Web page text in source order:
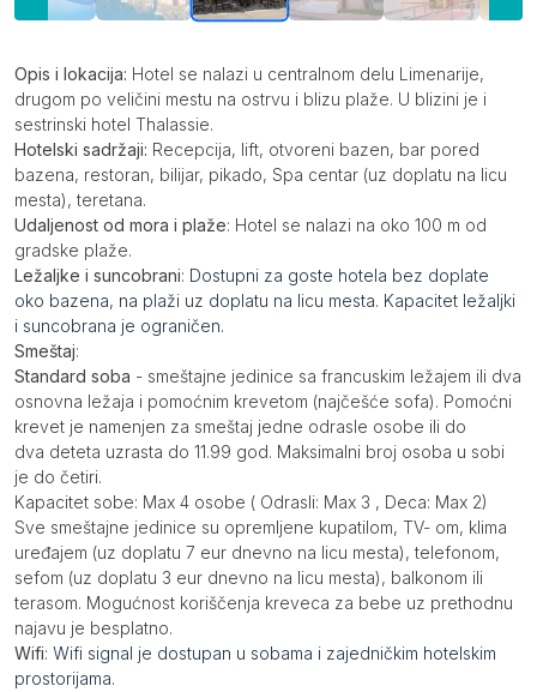
Opis
Opis i lokacija: Hotel se nalazi u centralnom delu Limenarije,
drugom po veličini mestu na ostrvu i blizu plaže. U blizini je i
sestrinski hotel Thalassie.
Hotelski sadržaji: Recepcija, lift, otvoreni bazen, bar pored
bazena, restoran, bilijar, pikado, Spa centar (uz doplatu na licu
mesta), teretana.
Udaljenost od mora i plaže: Hotel se nalazi na oko 100 m od
gradske plaže.
Ležaljke i suncobrani: Dostupni za goste hotela bez doplate
oko bazena, na plaži uz doplatu na licu mesta. Kapacitet ležaljki
i suncobrana je ograničen.
Smeštaj:
Standard soba - smeštajne jedinice sa francuskim ležajem ili dva
osnovna ležaja i pomoćnim krevetom (najčešće sofa). Pomoćni
krevet je namenjen za smeštaj jedne odrasle osobe ili do
dva deteta uzrasta do 11.99 god. Maksimalni broj osoba u sobi
je do četiri.
Kapacitet sobe: Max 4 osobe ( Odrasli: Max 3 , Deca: Max 2)
Sve smeštajne jedinice su opremljene kupatilom, TV- om, klima
uređajem (uz doplatu 7 eur dnevno na licu mesta), telefonom,
sefom (uz doplatu 3 eur dnevno na licu mesta), balkonom ili
terasom. Mogućnost koriščenja kreveca za bebe uz prethodnu
najavu je besplatno.
Wifi: Wifi signal je dostupan u sobama i zajedničkim hotelskim
prostorijama.